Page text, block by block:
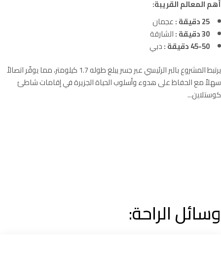
أهم المعالم القريبة:
25 دقيقة :
عجمان
30 دقيقة :
الشارقة
45-50 دقيقة :
دبي
يرتبط المشروع بالبر الرئيسي عبر جسر يبلغ طوله 1.7 كيلومتر، مما يوفّر اتصالاً
سهلاً مع الحفاظ على هدوء وأسلوب الحياة الجزيرة في إقامات شاطئ
كوستلاين...
وسائل الراحة: